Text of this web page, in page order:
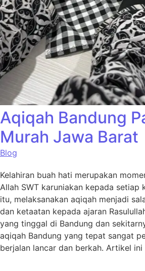
Aqiqah Bandung
Murah Jawa Barat
Blog
Kelahiran buah hati merupakan
Allah SWT karuniakan kepada setiap
itu, melaksanakan aqiqah menjadi
dan ketaatan kepada ajaran
yang tinggal di Bandung dan
aqiqah Bandung yang tepat sangat
berjalan lancar dan berkah. Artikel